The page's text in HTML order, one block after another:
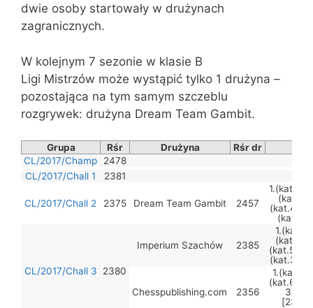
dwie osoby startowały w drużynach
zagranicznych.
W kolejnym 7 sezonie w klasie B
Ligi Mistrzów może wystąpić tylko 1 drużyna –
pozostająca na tym samym szczeblu
rozgrywek: drużyna Dream Team Gambit.
Grupa Rśr Drużyna Rśr dr
CL/2017/Champ
2478
CL/2017/Chall 1
2381
CL/2017/Chall 2 2375 Dream Team Gambit 2457
1.(kat.8)
(kat.7)
(kat.4)
(kat.2)
CL/2017/Chall 3 2380
Imperium Szachów 2385
(kat.6)
(kat.5)
(kat.3)
Chesspublishing.com 2356
1.(kat.8)
(kat.6)